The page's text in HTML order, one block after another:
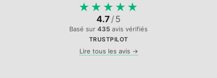
★ ★ ★ ★ ★
4.7/5
Basé sur 435 avis vérifiés
TRUSTPILOT
Lire tous les avis →